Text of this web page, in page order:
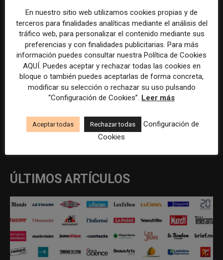
corporativa y proyectos
europeos de innovación
elEconomista
REDACCIÓN
ÚLTIMOS ARTÍCULOS
En nuestro sitio web utilizamos cookies propias y de
terceros para finalidades analíticas mediante el análisis del
tráfico web, para personalizar el contenido mediante sus
preferencias y con finalidades publicitarias. Para más
información puedes consultar nuestra Política de Cookies
AQUÍ. Puedes aceptar y rechazar todas las cookies en
bloque o también puedes aceptarlas de forma concreta,
modificar su selección o rechazar su uso pulsando
“Configuración de Cookies”. Leer más
Aceptar todas Rechazar todas
Configuración de
Cookies